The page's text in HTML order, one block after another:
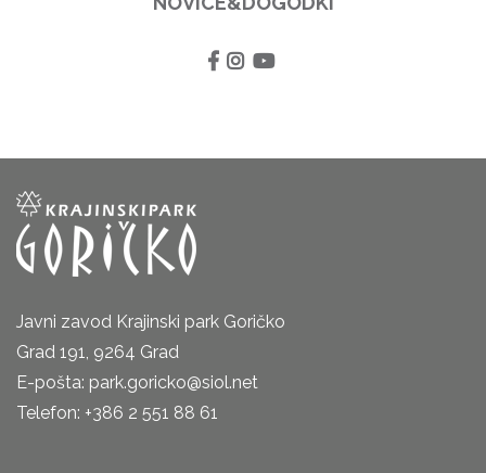
Javni zavod Krajinski park Goričko
Grad 191, 9264 Grad
E-pošta: park.goricko@siol.net
Telefon: +386 2 551 88 61